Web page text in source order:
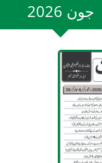
2026 جون